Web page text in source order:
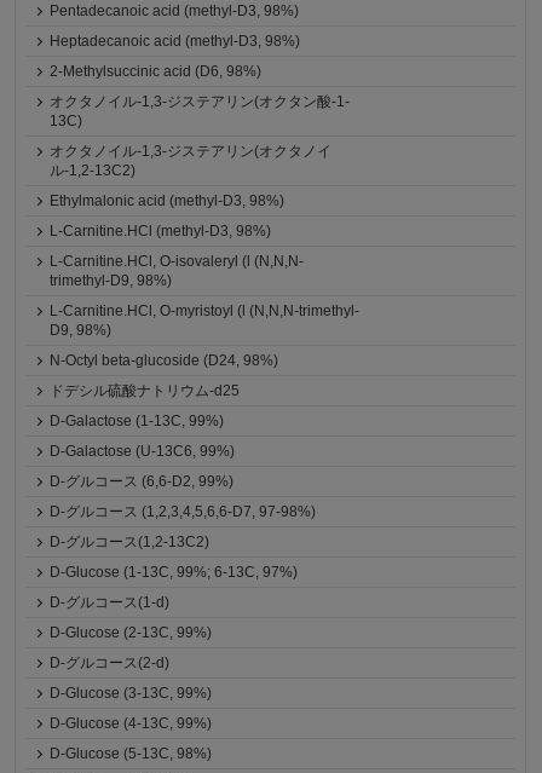
Pentadecanoic acid (methyl-D3, 98%)
Heptadecanoic acid (methyl-D3, 98%)
2-Methylsuccinic acid (D6, 98%)
オクタノイル-1,3-ジステアリン(オクタン酸-1-
13C)
オクタノイル-1,3-ジステアリン(オクタノイ
ル-1,2-13C2)
Ethylmalonic acid (methyl-D3, 98%)
L-Carnitine.HCl (methyl-D3, 98%)
L-Carnitine.HCl, O-isovaleryl (l (N,N,N-
trimethyl-D9, 98%)
L-Carnitine.HCl, O-myristoyl (l (N,N,N-trimethyl-
D9, 98%)
N-Octyl beta-glucoside (D24, 98%)
ドデシル硫酸ナトリウム-d25
D-Galactose (1-13C, 99%)
D-Galactose (U-13C6, 99%)
D-グルコース (6,6-D2, 99%)
D-グルコース (1,2,3,4,5,6,6-D7, 97-98%)
D-グルコース(1,2-13C2)
D-Glucose (1-13C, 99%; 6-13C, 97%)
D-グルコース(1-d)
D-Glucose (2-13C, 99%)
D-グルコース(2-d)
D-Glucose (3-13C, 99%)
D-Glucose (4-13C, 99%)
D-Glucose (5-13C, 98%)